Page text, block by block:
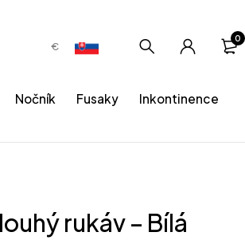
€
0
Nočník Fusaky
Inkontinence
rukáv – Bílá